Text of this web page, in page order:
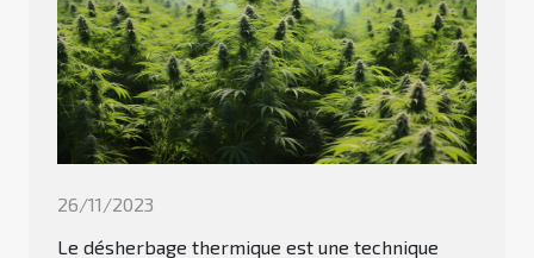
26/11/2023
Le désherbage thermique est une technique